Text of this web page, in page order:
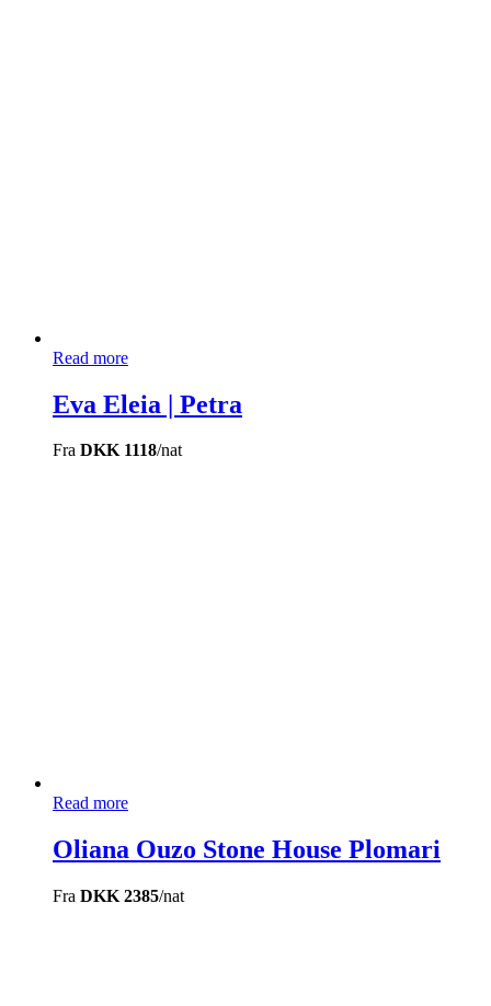
Read more
Eva Eleia | Petra
Fra DKK 1118/nat
Read more
Oliana Ouzo Stone House Plomari
Fra DKK 2385/nat